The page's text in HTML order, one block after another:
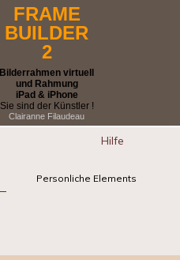
FRAME
BUILDER
2
Bilderrahmen virtuell
und Rahmung
iPad & iPhone
Sie sind der Künstler !
Clairanne Filaudeau
Hilfe
Personliche Elements